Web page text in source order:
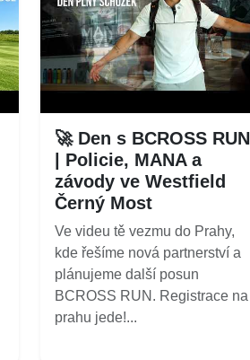
🚀 Den s BCROSS RUN
| Policie, MANA a
závody ve Westfield
Černý Most
Ve videu tě vezmu do Prahy,
kde řešíme nová partnerství a
plánujeme další posun
BCROSS RUN. Registrace na
prahu jede!...